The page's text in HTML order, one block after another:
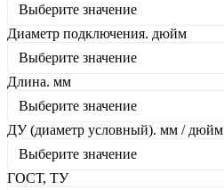
Выберите значение
Диаметр подключения. дюйм
Выберите значение
Длина. мм
Выберите значение
ДУ (диаметр условный). мм / дюйм
Выберите значение
ГОСТ, ТУ